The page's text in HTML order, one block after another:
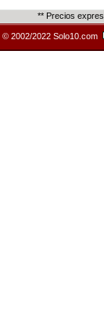
** Precios
© 2002/2022 Solo10.com